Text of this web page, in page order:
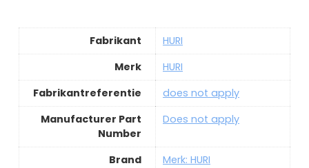
Fabrikant
HURI
Merk
HURI
Fabrikantreferentie
does not apply
Manufacturer Part
Number
Does not apply
Brand Merk: HURI